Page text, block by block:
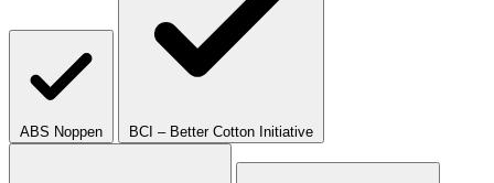
ABS Noppen BCI – Better Cotton Initiative